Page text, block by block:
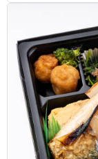
解でした。特
きが一緒にあ
した。残ったお
た。
ご利用シーン：
東京都世田谷区松